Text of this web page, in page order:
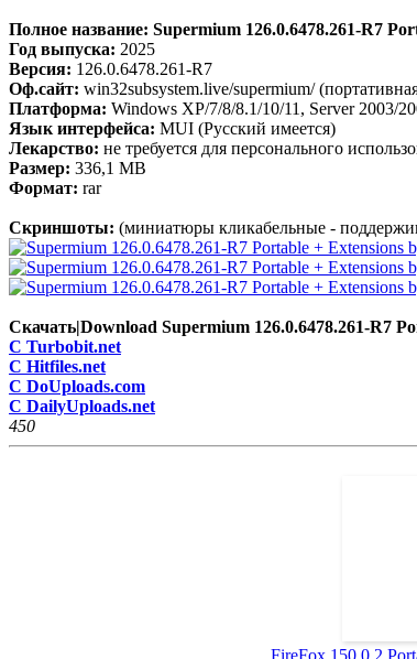
Полное название: Supermium 126.0.6478.261-R7
Год выпуска: 2025
Версия: 126.0.6478.261-R7
Оф.сайт: win32subsystem.live/supermium/
Платформа: Windows XP/7/8/8.1/10/11, Server 2003/
Язык интерфейса: MUI (Русский имеется)
Лекарство: не требуется для персонального
Размер: 336,1 MB
Формат: rar
Скриншоты: (миниатюры кликабельные -
Скачать|Download Supermium 126.0.6478.261-R7
C Turbobit.net
C Hitfiles.net
C DoUploads.com
C DailyUploads.net
450
FireFox 150.0.2